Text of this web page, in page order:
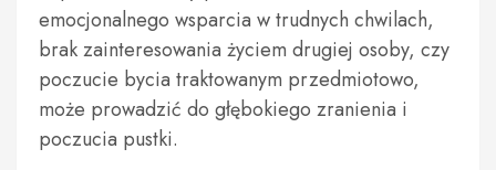
emocjonalnego wsparcia w trudnych chwilach,
brak zainteresowania życiem drugiej osoby, czy
poczucie bycia traktowanym przedmiotowo,
może prowadzić do głębokiego zranienia i
poczucia pustki.